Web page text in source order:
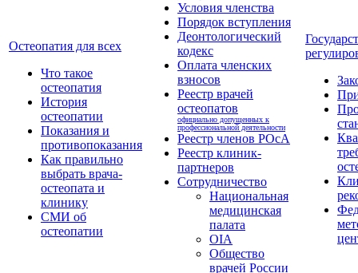
Остеопатия для всех
Что такое
остеопатия
История
остеопатии
Показания и
противопоказания
Как правильно
выбрать врача-
остеопата и
клинику
СМИ об
остеопатии
Условия членства
Порядок вступления
Деонтологический
кодекс
Оплата членских
взносов
Реестр врачей
остеопатов
официально допущенных к
профессиональной деятельности
Реестр членов РОсА
Реестр клиник-
партнеров
Сотрудничество
Национальная
медицинская
палата
OIA
Общество
врачей России